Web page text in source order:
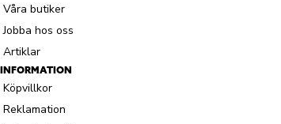
Våra butiker
Jobba hos oss
Artiklar
INFORMATION
Köpvillkor
Reklamation